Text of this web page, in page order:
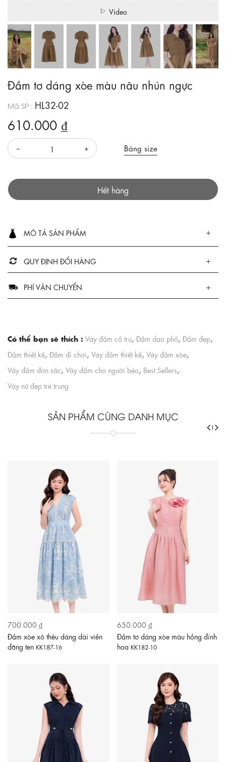
Video
Đầm tơ dáng xòe màu nâu nhún ngực
Mã SP : HL32-02
610.000 ₫
Bảng size
Hết hàng
MÔ TẢ SẢN PHẨM
QUY ĐỊNH ĐỔI HÀNG
PHÍ VẬN CHUYỂN
Có thể bạn sẽ thích : Váy đầm cổ trụ, Đầm dạo phố, Đầm đẹp,
Đầm thiết kế, Đầm đi chơi, Váy đầm thiết kế, Váy đầm xòe,
Váy đầm đơn sắc, Váy đầm cho người béo, Best Sellers,
Váy nữ đẹp trẻ trung
SẢN PHẨM CÙNG DANH MỤC
700.000 ₫
Đầm xòe xô thêu dáng dài viền
đăng ten KK187-16
650.000 ₫
Đầm tơ dáng xòe màu hồng đính
hoa KK182-10